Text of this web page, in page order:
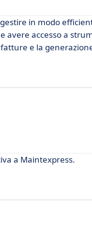
in modo
avere accesso a
e la
a Maintexpress.